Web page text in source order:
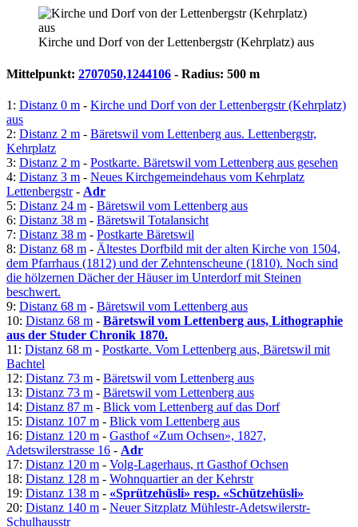
Kirche und Dorf von der Lettenbergstr (Kehrplatz) aus
Mittelpunkt: 2707050,1244106 - Radius: 500 m
1: Distanz 0 m - Kirche und Dorf von der Lettenbergstr (Kehrplatz)
aus
2: Distanz 2 m - Bäretswil vom Lettenberg aus. Lettenbergstr,
Kehrplatz
3: Distanz 2 m - Postkarte. Bäretswil vom Lettenberg aus gesehen
4: Distanz 3 m - Neues Kirchgemeindehaus vom Kehrplatz
Lettenbergstr- Adr
5: Distanz 24 m - Bäretswil vom Lettenberg aus
6: Distanz 38 m - Bäretswil Totalansicht
7: Distanz 38 m - Postkarte Bäretswil
8: Distanz 68 m - Ältestes Dorfbild mit der alten Kirche von 1504,
dem Pfarrhaus (1812) und der Zehntenscheune (1810). Noch sind
die hölzernen Dächer der Häuser im Unterdorf mit Steinen
beschwert.
9: Distanz 68 m - Bäretswil vom Lettenberg aus
10: Distanz 68 m - Bäretswil vom Lettenberg aus, Lithographie
aus der Studer Chronik 1870.
11: Distanz 68 m - Postkarte. Vom Lettenberg aus, Bäretswil mit
Bachtel
12: Distanz 73 m - Bäretswil vom Lettenberg aus
13: Distanz 73 m - Bäretswil vom Lettenberg aus
14: Distanz 87 m - Blick vom Lettenberg auf das Dorf
15: Distanz 107 m - Blick vom Lettenberg aus
16: Distanz 120 m - Gasthof «Zum Ochsen», 1827,
Adetswilerstrasse 16 - Adr
17: Distanz 120 m - Volg-Lagerhaus, rt Gasthof Ochsen
18: Distanz 128 m - Wohnquartier an der Kehrstr
19: Distanz 138 m - «Sprützehüsli» resp. «Schützehüsli»
20: Distanz 140 m - Neuer Sitzplatz Mühlestr-Adetswilerstr-
Schulhausstr